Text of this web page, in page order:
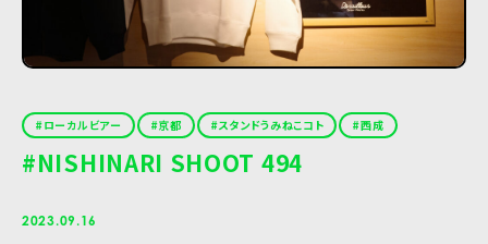
ローカルビアー 京都 スタンドうみねこコト 西成
#NISHINARI SHOOT 494
2023.09.16